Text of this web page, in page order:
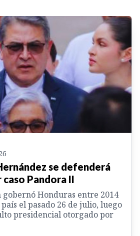
se defenderá
Pandora II
Honduras entre 2014
el pasado 26 de julio, luego
presidencial otorgado por